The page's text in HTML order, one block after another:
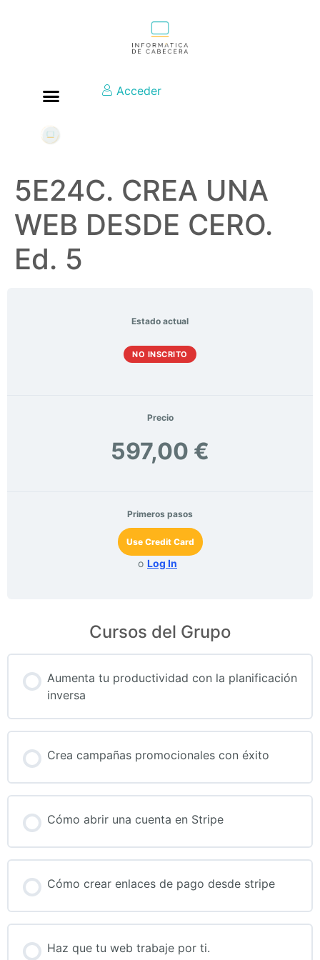
Acceder
5E24C. CREA UNA
WEB DESDE CERO.
Ed. 5
Estado actual
NO INSCRITO
Precio
597,00 €
Primeros pasos
Use Credit Card
o Log In
Cursos del Grupo
Aumenta tu productividad con la planificación
inversa
0% COMPLETADO 0/0 pasos
Crea campañas promocionales con éxito
0% COMPLETADO 0/0 pasos
Cómo abrir una cuenta en Stripe
0% COMPLETADO 0/0 pasos
Cómo crear enlaces de pago desde stripe
0% COMPLETADO 0/0 pasos
Haz que tu web trabaje por ti.